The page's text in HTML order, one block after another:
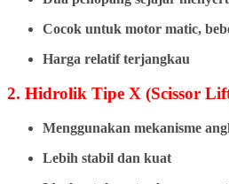
Cocok untuk motor matic,
Harga relatif terjangkau
2. Hidrolik Tipe X (Scissor
Menggunakan mekanisme
Lebih stabil dan kuat